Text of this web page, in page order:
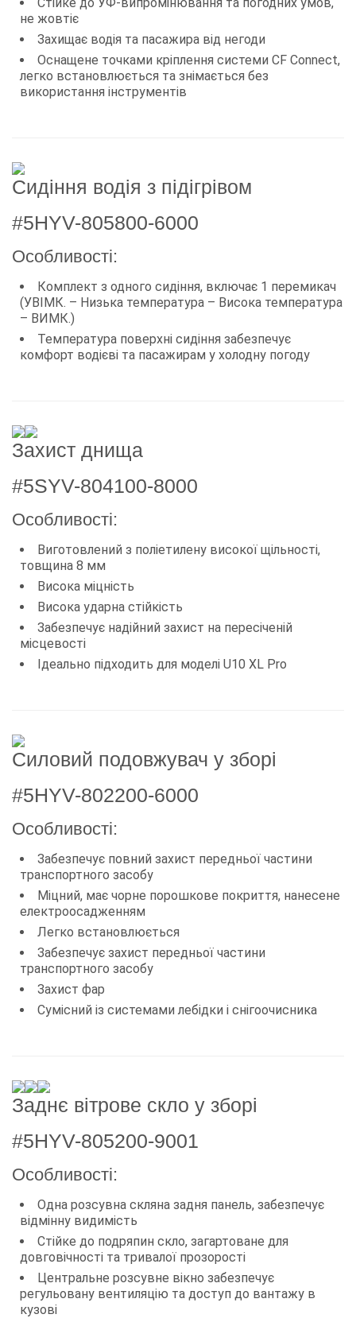
не жовтіє
Захищає водія та пасажира від негоди
Оснащене точками кріплення системи CF Connect,
легко встановлюється та знімається без
використання інструментів
Сидіння водія з підігрівом
#5HYV-805800-6000
Особливості:
Комплект з одного сидіння, включає 1 перемикач
(УВІМК. – Низька температура – Висока температура
– ВИМК.)
Температура поверхні сидіння забезпечує
комфорт водієві та пасажирам у холодну погоду
Захист днища
#5SYV-804100-8000
Особливості:
Виготовлений з поліетилену високої щільності,
товщина 8 мм
Висока міцність
Висока ударна стійкість
Забезпечує надійний захист на пересіченій
місцевості
Ідеально підходить для моделі U10 XL Pro
Силовий подовжувач у зборі
#5HYV-802200-6000
Особливості:
Забезпечує повний захист передньої частини
транспортного засобу
Міцний, має чорне порошкове покриття, нанесене
електроосадженням
Легко встановлюється
Забезпечує захист передньої частини
транспортного засобу
Захист фар
Сумісний із системами лебідки і снігоочисника
Заднє вітрове скло у зборі
#5HYV-805200-9001
Особливості:
Одна розсувна скляна задня панель, забезпечує
відмінну видимість
Стійке до подряпин скло, загартоване для
довговічності та тривалої прозорості
Центральне розсувне вікно забезпечує
регульовану вентиляцію та доступ до вантажу в
кузові